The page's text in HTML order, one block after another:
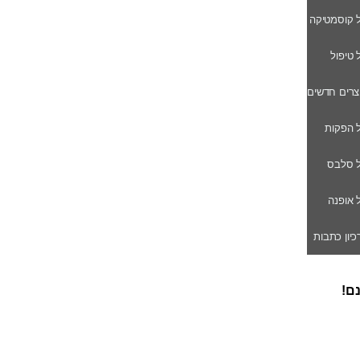
קוסמטיקה
טיפול
חדשים
הפקות
סלבס
אופנה
כתבות